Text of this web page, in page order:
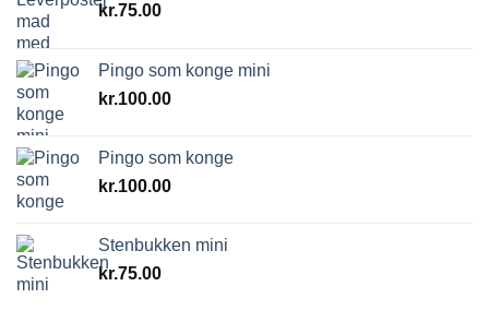
kr.75.00
Pingo som konge mini
kr.100.00
Pingo som konge
kr.100.00
Stenbukken mini
kr.75.00